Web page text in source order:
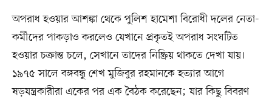
অপরাধ হওয়ার আশঙ্কা থেকে পুলিশ হামেশা বিরোধী দলের নেতা-
কর্মীদের পাকড়াও করলেও যেখানে প্রকৃতই অপরাধ সংঘটিত
হওয়ার চক্রান্ত চলে, সেখানে তাদের নিষ্ক্রিয় থাকতে দেখা যায়।
১৯৭৫ সালে বঙ্গবন্ধু শেখ মুজিবুর রহমানকে হত্যার আগে
ষড়যন্ত্রকারীরা একের পর এক বৈঠক করেছেন; যার কিছু বিবরণ